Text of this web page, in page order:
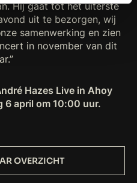
Hij gaat tot het uiterste
uit te bezorgen, wij
samenwerking en zien
in november van dit
Hazes Live in Ahoy
6 april om 10:00 uur.
OVERZICHT